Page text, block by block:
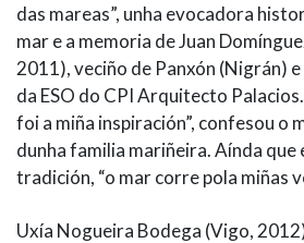
das mareas”, unha evocadora
mar e a memoria de Juan
2011), veciño de Panxón (Nigrán)
da ESO do CPI Arquitecto
foi a miña inspiración”, confesou o
dunha familia mariñeira. Aínda que
tradición, “o mar corre pola miñas
Uxía Nogueira Bodega (Vigo,